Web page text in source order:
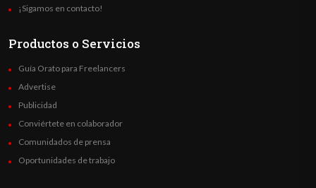
¡Sigamos en contacto!
Productos o Servicios
Guía Orato para Freelancers
Advertise
Publicidad
Conviértete en colaborador
Comunidados de prensa
Oportunidades de trabajo